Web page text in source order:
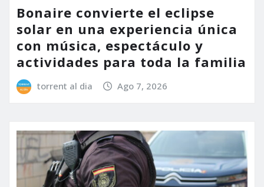
Bonaire convierte el eclipse
solar en una experiencia única
con música, espectáculo y
actividades para toda la familia
torrent al dia Ago 7, 2026